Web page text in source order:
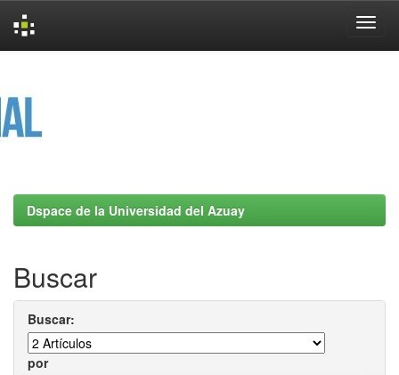
Dspace de la Universidad del Azuay
Buscar
Buscar:
por